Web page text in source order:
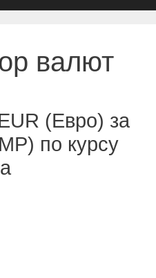
валют
(Евро) за
по курсу